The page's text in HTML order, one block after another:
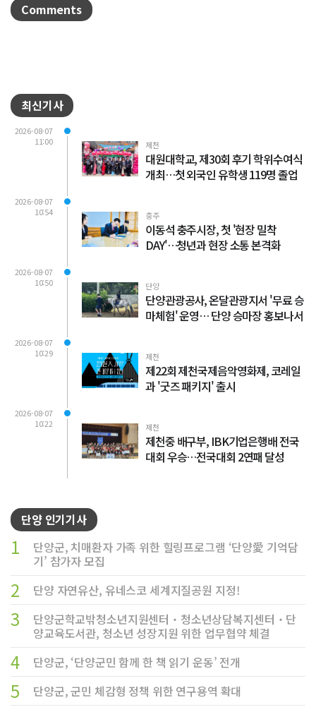
Comments
최신기사
2026-08-07
11:00
제천
대원대학교, 제30회 후기 학위수여식
개최…첫 외국인 유학생 119명 졸업
2026-08-07
10:54
충주
이동석 충주시장, 첫 '현장 밀착
DAY'…청년과 현장 소통 본격화
2026-08-07
10:50
단양
단양관광공사, 온달관광지서 '무료 승
마체험' 운영… 단양 승마장 홍보나서
2026-08-07
10:29
제천
제22회 제천국제음악영화제, 코레일
과 '굿즈 패키지' 출시
2026-08-07
10:22
제천
제천중 배구부, IBK기업은행배 전국
대회 우승…전국대회 2연패 달성
단양 인기기사
1
단양군, 치매환자 가족 위한 힐링프로그램 ‘단양愛 기억담
기’ 참가자 모집
2 단양 자연유산, 유네스코 세계지질공원 지정!
3
단양군학교밖청소년지원센터‧청소년상담복지센터‧단
양교육도서관, 청소년 성장지원 위한 업무협약 체결
4 단양군, ‘단양군민 함께 한 책 읽기 운동’ 전개
5 단양군, 군민 체감형 정책 위한 연구용역 확대